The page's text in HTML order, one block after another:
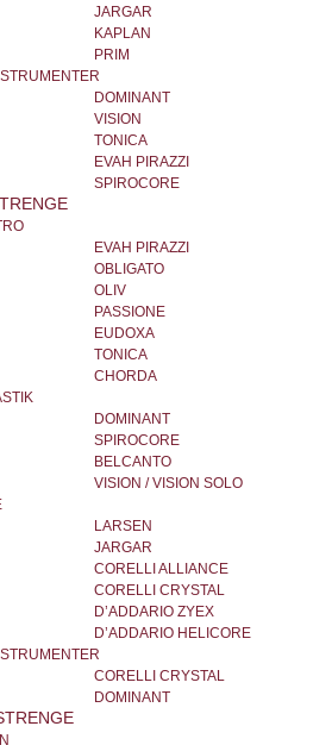
JARGAR
KAPLAN
PRIM
DOMINANT
VISION
TONICA
EVAH PIRAZZI
SPIROCORE
EVAH PIRAZZI
OBLIGATO
OLIV
PASSIONE
EUDOXA
TONICA
CHORDA
DOMINANT
SPIROCORE
BELCANTO
VISION / VISION SOLO
LARSEN
JARGAR
CORELLI ALLIANCE
CORELLI CRYSTAL
D’ADDARIO ZYEX
D’ADDARIO HELICORE
CORELLI CRYSTAL
DOMINANT